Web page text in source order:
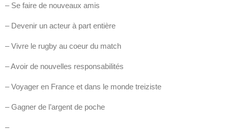
– Se faire de nouveaux amis
– Devenir un acteur à part entière
– Vivre le rugby au coeur du match
– Avoir de nouvelles responsabilités
– Voyager en France et dans le monde treiziste
– Gagner de l’argent de poche
–